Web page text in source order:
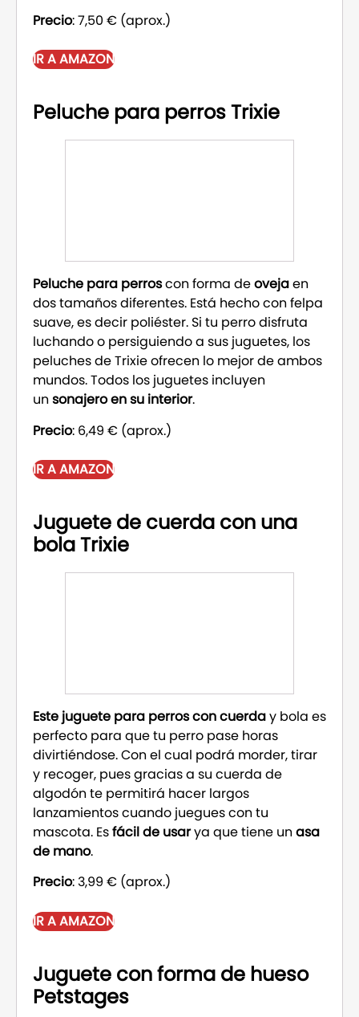
Precio: 7,50 € (aprox.)
IR A AMAZON
Peluche para perros Trixie
Peluche para perroscon forma deovejaen
dos tamaños diferentes. Está hecho con felpa
suave, es decir poliéster. Si tu perro disfruta
luchando o persiguiendo a sus juguetes, los
peluches de Trixie ofrecen lo mejor de ambos
mundos. Todos los juguetes incluyen
unsonajero en su interior.
Precio: 6,49 € (aprox.)
IR A AMAZON
Juguete de cuerda con una
bola Trixie
Este juguete para perros con cuerday bola es
perfecto para que tu perro pase horas
divirtiéndose. Con el cual podrá morder, tirar
y recoger, pues gracias a su cuerda de
algodón te permitirá hacer largos
lanzamientos cuando juegues con tu
mascota. Esfácil de usarya que tiene unasa
de mano.
Precio: 3,99 € (aprox.)
IR A AMAZON
Juguete con forma de hueso
Petstages